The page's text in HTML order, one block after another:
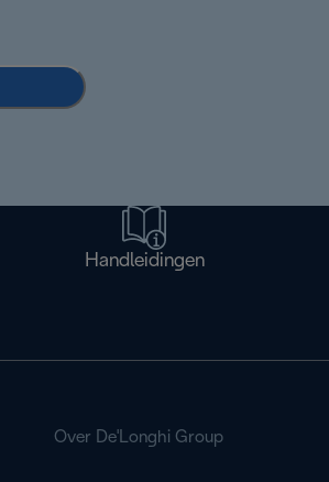
Handleidingen
Over De'Longhi Group